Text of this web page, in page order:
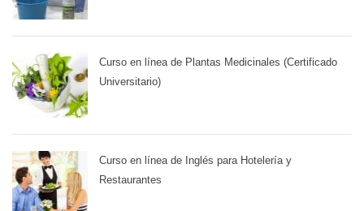
Curso en línea de Plantas Medicinales (Certificado
Universitario)
Curso en línea de Inglés para Hotelería y
Restaurantes